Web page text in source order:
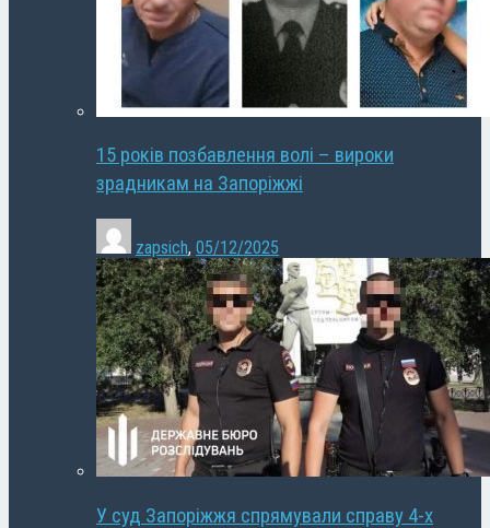
15 років позбавлення волі – вироки
зрадникам на Запоріжжі
zapsich, 05/12/2025
У суд Запоріжжя спрямували справу 4-х